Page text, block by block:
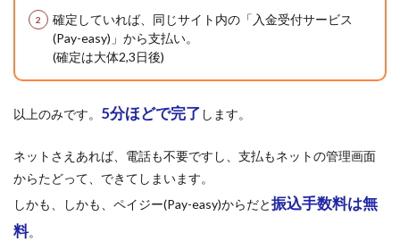
確定していれば、同じサイト内の「入金受付サービス
(Pay-easy)」から支払い。
(確定は大体2,3日後)
以上のみです。 5分ほどで完了 します。
ネットさえあれば、電話も不要ですし、支払もネットの管理画面
からたどって、できてしまいます。
しかも、しかも、ペイジー(Pay-easy)からだと振込手数料は無
料。